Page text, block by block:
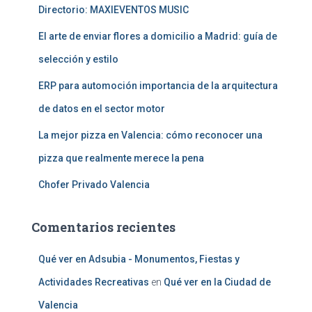
Directorio: MAXIEVENTOS MUSIC
El arte de enviar flores a domicilio a Madrid: guía de
selección y estilo
ERP para automoción importancia de la arquitectura
de datos en el sector motor
La mejor pizza en Valencia: cómo reconocer una
pizza que realmente merece la pena
Chofer Privado Valencia
Comentarios recientes
Qué ver en Adsubia - Monumentos, Fiestas y
Actividades Recreativas en Qué ver en la Ciudad de
Valencia